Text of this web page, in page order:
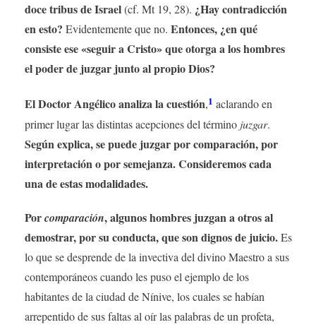
doce tribus de Israel(cf. Mt 19, 28). ¿Hay contradicción
en esto? Evidentemente que no. Entonces, ¿en qué
consiste ese «seguir a Cristo» que otorga a los hombres
el poder de juzgar junto al propio Dios?
El Doctor Angélico analiza la cuestión,1 aclarando en
primer lugar las distintas acepciones del término juzgar.
Según explica, se puede juzgar por comparación, por
interpretación o por semejanza. Consideremos cada
una de estas modalidades.
Porcomparación, algunos hombres juzgan a otros al
demostrar, por su conducta, que son dignos de juicio.Es
lo que se desprende de la invectiva del divino Maestro a sus
contemporáneos cuando les puso el ejemplo de los
habitantes de la ciudad de Nínive, los cuales se habían
arrepentido de sus faltas al oír las palabras de un profeta,